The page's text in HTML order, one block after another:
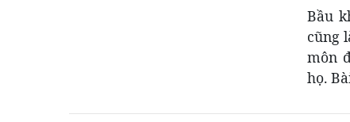
Bầu
cũng
môn
họ.